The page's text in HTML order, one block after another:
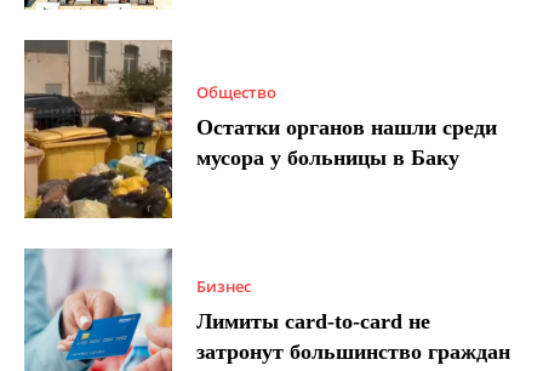
Общество
Остатки органов нашли среди
мусора у больницы в Баку
Бизнес
Лимиты card-to-card не
затронут большинство граждан